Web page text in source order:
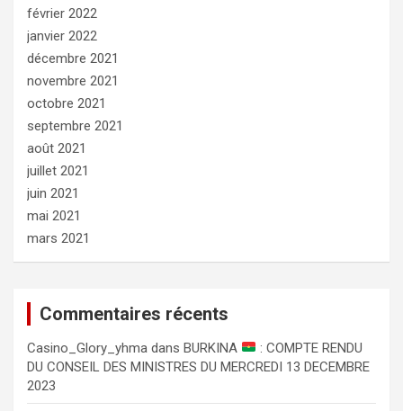
février 2022
janvier 2022
décembre 2021
novembre 2021
octobre 2021
septembre 2021
août 2021
juillet 2021
juin 2021
mai 2021
mars 2021
Commentaires récents
Сasino_Glory_yhma dans BURKINA
: COMPTE RENDU
DU CONSEIL DES MINISTRES DU MERCREDI 13 DECEMBRE
2023